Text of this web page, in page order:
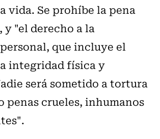
vida. Se prohíbe la pena
y "el derecho a la
que incluye el
integridad física y
será sometido a tortura
penas crueles, inhumanos